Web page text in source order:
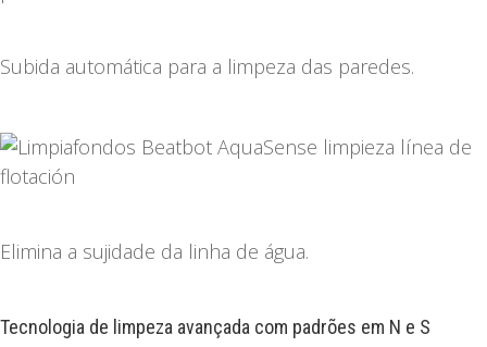
Subida automática para a limpeza das paredes.
Elimina a sujidade da linha de água.
Tecnologia de limpeza avançada com padrões em N e S